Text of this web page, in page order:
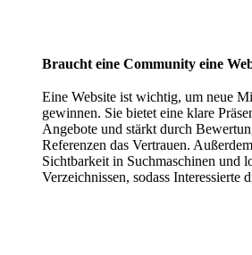
Braucht eine Community eine
Eine Website ist wichtig, um neue
gewinnen. Sie bietet eine klare
Angebote und stärkt durch
Referenzen das Vertrauen.
Sichtbarkeit in Suchmaschinen und
Verzeichnissen, sodass Interessierte